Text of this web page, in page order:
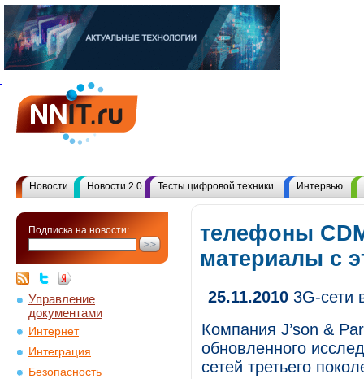
Новости Новости 2.0 Тесты цифровой техники Интервью
Подписка на новости:
Управление
документами
Интернет
Интеграция
Безопасность
телефоны
материалы с
25.11.2010 3G-сети
Компания J’son &
обновленного
сетей третьего